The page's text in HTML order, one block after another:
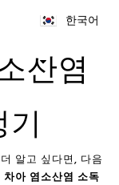
한국어
산염
알고 싶다면, 다음
차아 염소산염 소독